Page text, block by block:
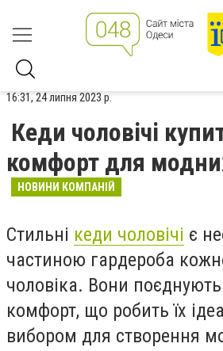
16:31, 24 липня 2023 р.
Кеди чоловічі
комфорт для
НОВИНИ КОМПАНІЙ
Стильні кеди чоловічі є
частиною гардероба
чоловіка. Вони поєднують
комфорт, що робить їх
вибором для створення